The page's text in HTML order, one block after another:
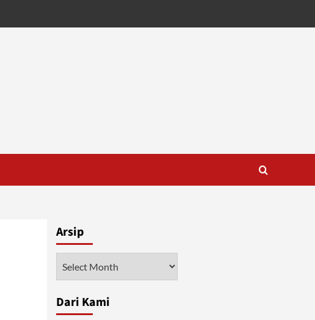
Arsip
Dari Kami